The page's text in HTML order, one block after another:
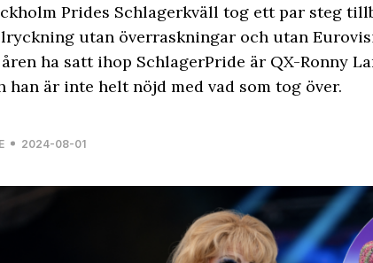
Prides Schlagerkväll tog ett par steg
utan överraskningar och utan
ha satt ihop SchlagerPride är QX-Ronny
han är inte helt nöjd med vad som tog över.
2024-08-01